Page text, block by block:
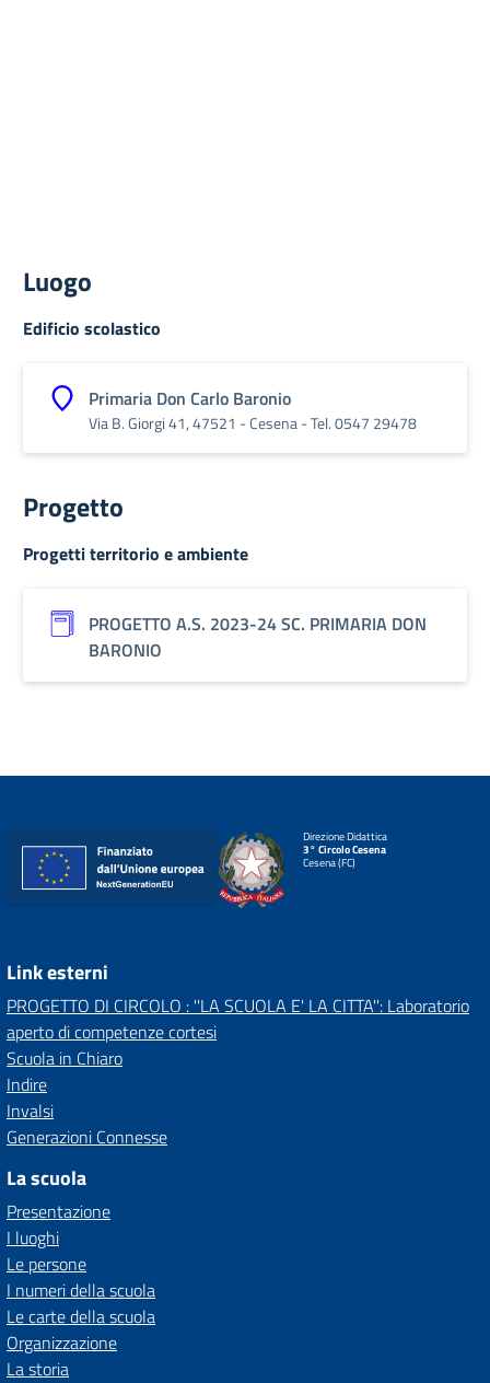
Luogo
Edificio scolastico
Primaria Don Carlo Baronio
Via B. Giorgi 41, 47521 - Cesena - Tel. 0547 29478
Progetto
Progetti territorio e ambiente
PROGETTO A.S. 2023-24 SC. PRIMARIA DON
BARONIO
Direzione Didattica
3° Circolo Cesena
Cesena (FC)
Link esterni
PROGETTO DI CIRCOLO : ''LA SCUOLA E' LA CITTA'': Laboratorio
aperto di competenze cortesi
Scuola in Chiaro
Indire
Invalsi
Generazioni Connesse
La scuola
Presentazione
I luoghi
Le persone
I numeri della scuola
Le carte della scuola
Organizzazione
La storia